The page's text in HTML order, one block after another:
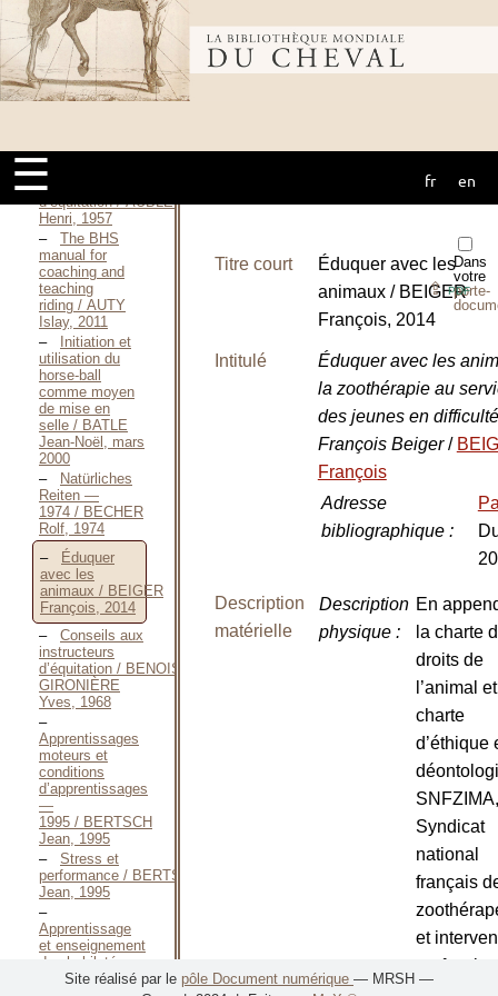
Bibliothèque
mondiale du
cheval
☰ fr en
biologiques pour
les B.E.E.S. 1
er
et 2 e
degrés / ARTIGALA
Philippe, 1988
Formuler des
Madeleine, 2001
l’instructeur
d’équitation / AUBLET
Henri, 1957
The BHS
manual for
coaching and
teaching
riding / AUTY
Islay, 2011
Initiation et
utilisation du
horse-ball
comme moyen
de mise en
selle / BATLE
Jean-Noël, mars
2000
Natürliches
Reiten —
1974 / BECHER
Rolf, 1974
Éduquer
avec les
animaux / BEIGER
François, 2014
Conseils aux
instructeurs
d’équitation / BENOIST-
GIRONIÈRE
Yves, 1968
Apprentissages
moteurs et
conditions
d’apprentissages
—
1995 / BERTSCH
Jean, 1995
Stress et
performance / BERTSCH
Jean, 1995
Apprentissage
et enseignement
des habiletés
équestres / BERTSCH
Dans
votre
porte-
⇪PDF
Titre court
Éduquer avec les
animaux / BEIGER
François, 2014
Intitulé
Éduquer avec les
la zoothérapie au
des jeunes en
François Beiger/
François
Adresse
bibliographique:
Description
matérielle
Description
physique:
En
la charte
droits de
l’animal
charte
d’éthique
SNFZIMA,
Syndicat
national
français
et
Site réalisé par le pôle Document numérique — MRSH —